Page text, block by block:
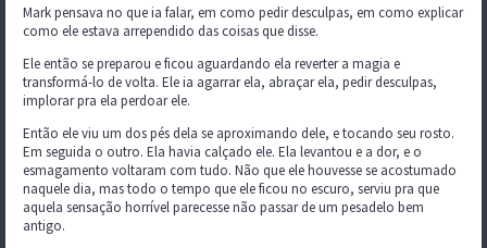
Mark pensava no que ia falar, em como pedir desculpas, em como explicar
como ele estava arrependido das coisas que disse.
Ele então se preparou e ficou aguardando ela reverter a magia e
transformá-lo de volta. Ele ia agarrar ela, abraçar ela, pedir desculpas,
implorar pra ela perdoar ele.
Então ele viu um dos pés dela se aproximando dele, e tocando seu rosto.
Em seguida o outro. Ela havia calçado ele. Ela levantou e a dor, e o
esmagamento voltaram com tudo. Não que ele houvesse se acostumado
naquele dia, mas todo o tempo que ele ficou no escuro, serviu pra que
aquela sensação horrível parecesse não passar de um pesadelo bem
antigo.